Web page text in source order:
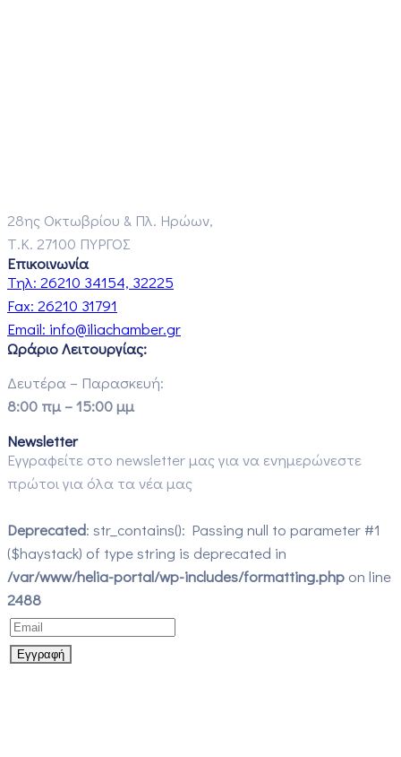
28ης Οκτωβρίου & Πλ. Ηρώων,
Τ.Κ. 27100 ΠΥΡΓΟΣ
Επικοινωνία
Τηλ: 26210 34154, 32225
Fax: 26210 31791
Email: info@iliachamber.gr
Ωράριο Λειτουργίας:
Δευτέρα – Παρασκευή:
8:00 πμ – 15:00 μμ
Newsletter
Εγγραφείτε στο newsletter μας για να ενημερώνεστε
πρώτοι για όλα τα νέα μας
Deprecated: str_contains(): Passing null to parameter #1
($haystack) of type string is deprecated in
/var/www/helia-portal/wp-includes/formatting.php on line
2488